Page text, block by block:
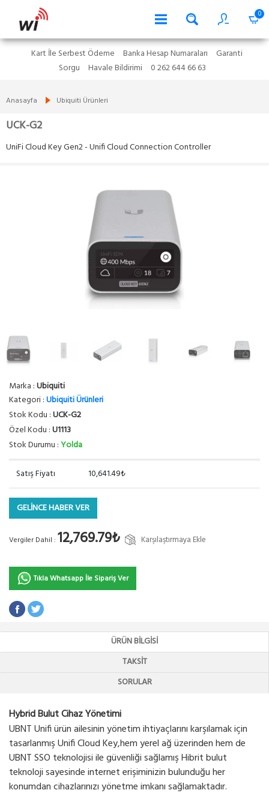
0
Kart İle Serbest Ödeme Banka Hesap Numaraları
Garanti
Sorgu
Havale Bildirimi 0 262 644 66 63
Anasayfa Ubiquiti Ürünleri
UCK-G2
UniFi Cloud Key Gen2 - Unifi Cloud Connection Controller
Marka :Ubiquiti
Kategori :Ubiquiti Ürünleri
Stok Kodu :UCK-G2
Özel Kodu :U1113
Stok Durumu :Yolda
Satış Fiyatı 10,641.49₺
GELİNCE HABER VER
Vergiler Dahil : 12,769.79₺ Karşılaştırmaya Ekle
Tıkla Whatsapp İle Sipariş Ver
ÜRÜN BILGISI
TAKSIT
SORULAR
Hybrid Bulut Cihaz Yönetimi
UBNT Unifi ürün ailesinin yönetim ihtiyaçlarını karşılamak için
tasarlanmış Unifi Cloud Key,hem yerel ağ üzerinden hem de
UBNT SSO teknolojisi ile güvenliği sağlamış Hibrit bulut
teknoloji sayesinde internet erişiminizin bulunduğu her
konumdan cihazlarınızı yönetme imkanı sağlamaktadır.